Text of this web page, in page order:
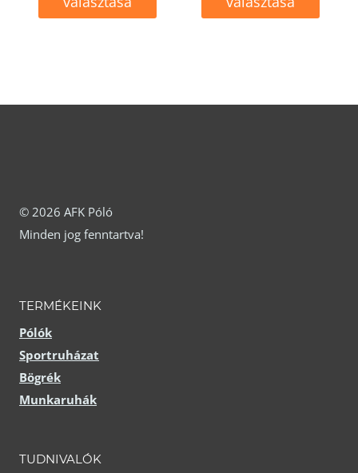
több
változatok
a
ki
több
© 2026 AFK Póló
Minden jog fenntartva!
TERMÉKEINK
Pólók
Sportruházat
Bögrék
Munkaruhák
TUDNIVALÓK